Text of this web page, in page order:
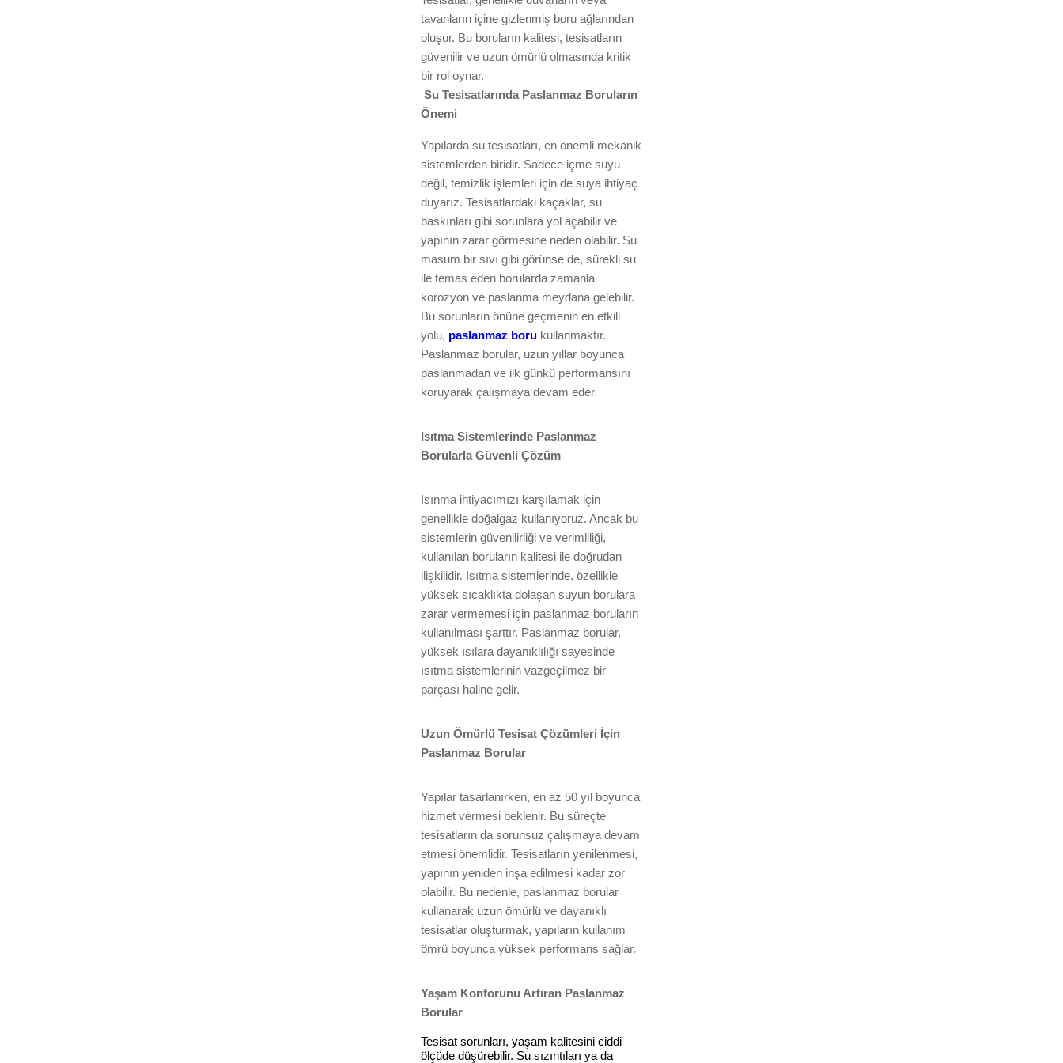
tavanların içine gizlenmiş boru ağlarından
oluşur. Bu boruların kalitesi, tesisatların
güvenilir ve uzun ömürlü olmasında kritik
bir rol oynar.
Su Tesisatlarında Paslanmaz Boruların
Önemi
Yapılarda su tesisatları, en önemli mekanik
sistemlerden biridir. Sadece içme suyu
değil, temizlik işlemleri için de suya ihtiyaç
duyarız. Tesisatlardaki kaçaklar, su
baskınları gibi sorunlara yol açabilir ve
yapının zarar görmesine neden olabilir. Su
masum bir sıvı gibi görünse de, sürekli su
ile temas eden borularda zamanla
korozyon ve paslanma meydana gelebilir.
Bu sorunların önüne geçmenin en etkili
yolu, paslanmaz boru kullanmaktır.
Paslanmaz borular, uzun yıllar boyunca
paslanmadan ve ilk günkü performansını
koruyarak çalışmaya devam eder.
Isıtma Sistemlerinde Paslanmaz
Borularla Güvenli Çözüm
Isınma ihtiyacımızı karşılamak için
genellikle doğalgaz kullanıyoruz. Ancak bu
sistemlerin güvenilirliği ve verimliliği,
kullanılan boruların kalitesi ile doğrudan
ilişkilidir. Isıtma sistemlerinde, özellikle
yüksek sıcaklıkta dolaşan suyun borulara
zarar vermemesi için paslanmaz boruların
kullanılması şarttır. Paslanmaz borular,
yüksek ısılara dayanıklılığı sayesinde
ısıtma sistemlerinin vazgeçilmez bir
parçası haline gelir.
Uzun Ömürlü Tesisat Çözümleri İçin
Paslanmaz Borular
Yapılar tasarlanırken, en az 50 yıl boyunca
hizmet vermesi beklenir. Bu süreçte
tesisatların da sorunsuz çalışmaya devam
etmesi önemlidir. Tesisatların yenilenmesi,
yapının yeniden inşa edilmesi kadar zor
olabilir. Bu nedenle, paslanmaz borular
kullanarak uzun ömürlü ve dayanıklı
tesisatlar oluşturmak, yapıların kullanım
ömrü boyunca yüksek performans sağlar.
Yaşam Konforunu Artıran Paslanmaz
Borular
Tesisat sorunları, yaşam kalitesini ciddi
ölçüde düşürebilir. Su sızıntıları ya da